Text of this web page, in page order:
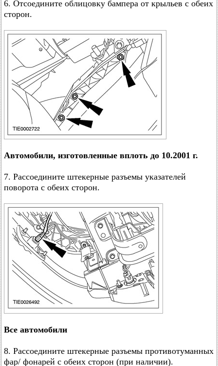
6. Отсоедините облицовку бампера от крыльев с обеих
сторон.
Автомобили, изготовленные вплоть до 10.2001 г.
7. Рассоедините штекерные разъемы указателей
поворота с обеих сторон.
Все автомобили
8. Рассоедините штекерные разъемы противотуманных
фар/ фонарей с обеих сторон (при наличии).